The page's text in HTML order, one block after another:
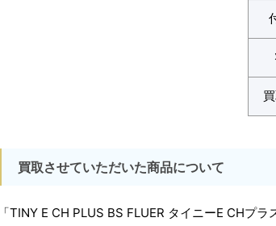
買取させていただいた商品について
「TINY E CH PLUS BS FLUER タイニーE CHプ